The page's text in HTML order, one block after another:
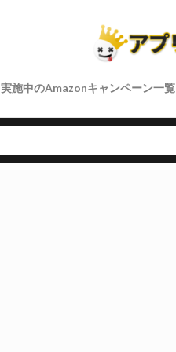
実施中のAmazonキャンペーン一覧